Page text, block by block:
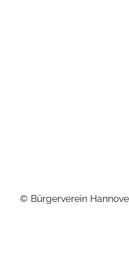
© Bürgerverein